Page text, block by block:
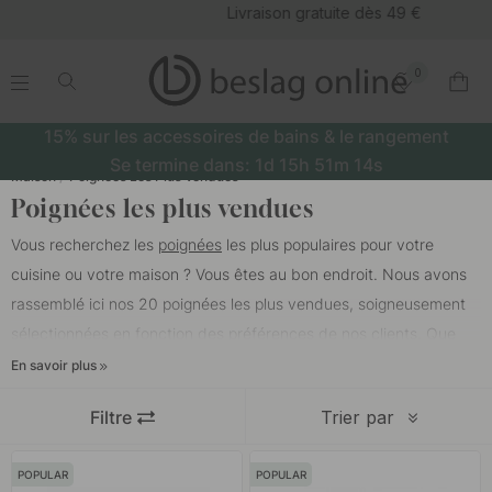
Livraison gratuite dès 49 €
.
0
.
15% sur les accessoires de bains & le rangement
Se termine dans: 1d 15h 51m 14s
Maison Poignées Les Plus Vendues
Poignées les plus vendues
Vous recherchez les poignées les plus populaires pour votre
cuisine ou votre maison ? Vous êtes au bon endroit. Nous avons
rassemblé ici nos 20 poignées les plus vendues, soigneusement
vous souhaitiez moderniser vos placards de cuisine, remplacer
contemporaine à votre salle de bain, vous trouverez ici nos
intemporel et de haute qualité.
En savoir plus
Trier par
Filtre
POPULAR POPULAR